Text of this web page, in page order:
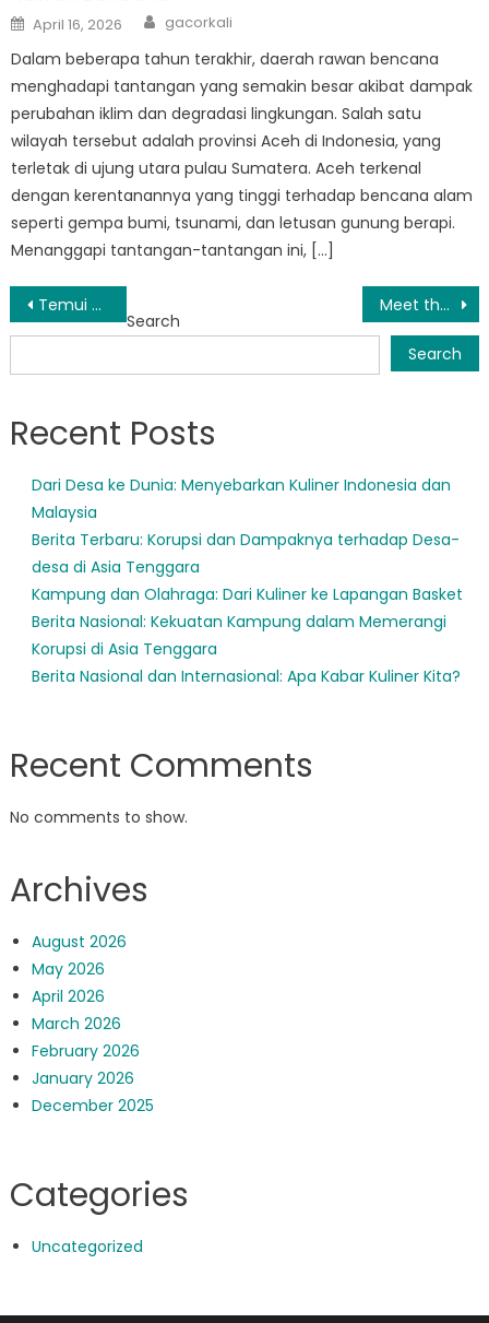
Posted
on
April 16, 2026 Author
gacorkali
Dalam beberapa tahun terakhir, daerah rawan bencana
menghadapi tantangan yang semakin besar akibat dampak
perubahan iklim dan degradasi lingkungan. Salah satu
wilayah tersebut adalah provinsi Aceh di Indonesia, yang
terletak di ujung utara pulau Sumatera. Aceh terkenal
dengan kerentanannya yang tinggi terhadap bencana alam
seperti gempa bumi, tsunami, dan letusan gunung berapi.
Menanggapi tantangan-tantangan ini, […]
Post
navigation
Temui Tim: Didalam Operasional BPBD Ulu Manna Meet the Team at BPBD Manna Bengkulu Selatan: Heroes of Disaster Response
Search
Search
Recent Posts
Dari Desa ke Dunia: Menyebarkan Kuliner Indonesia dan
Malaysia
Berita Terbaru: Korupsi dan Dampaknya terhadap Desa-
desa di Asia Tenggara
Kampung dan Olahraga: Dari Kuliner ke Lapangan Basket
Berita Nasional: Kekuatan Kampung dalam Memerangi
Korupsi di Asia Tenggara
Berita Nasional dan Internasional: Apa Kabar Kuliner Kita?
Recent Comments
No comments to show.
Archives
August 2026
May 2026
April 2026
March 2026
February 2026
January 2026
December 2025
Categories
Uncategorized